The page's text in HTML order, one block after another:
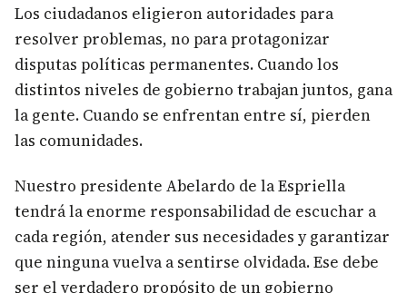
Los ciudadanos eligieron autoridades para
resolver problemas, no para protagonizar
disputas políticas permanentes. Cuando los
distintos niveles de gobierno trabajan juntos, gana
la gente. Cuando se enfrentan entre sí, pierden
las comunidades.
Nuestro presidente Abelardo de la Espriella
tendrá la enorme responsabilidad de escuchar a
cada región, atender sus necesidades y garantizar
que ninguna vuelva a sentirse olvidada. Ese debe
ser el verdadero propósito de un gobierno